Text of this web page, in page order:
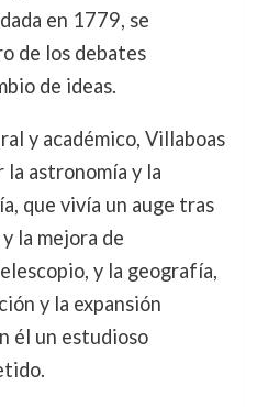
en 1779, se
de los debates
de ideas.
y académico, Villaboas
la astronomía y la
que vivía un auge tras
la mejora de
y la geografía,
y la expansión
él un estudioso